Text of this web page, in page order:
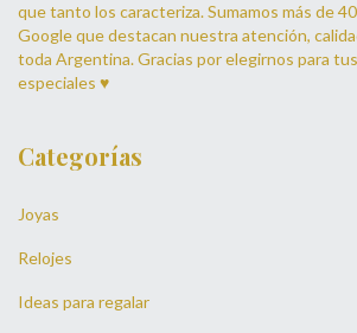
que tanto los caracteriza. Sumamos más de
Google que destacan nuestra atención,
toda Argentina. Gracias por elegirnos para
especiales ♥
Categorías
Joyas
Relojes
Ideas para regalar